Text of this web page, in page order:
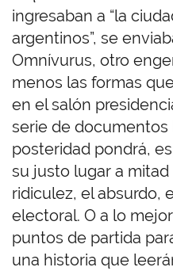
ingresaban a “la
argentinos”, se
Omnívurus, otro
menos las formas
en el salón
serie de documentos
posteridad pondrá,
su justo lugar a
ridiculez, el absurdo,
electoral. O a lo
puntos de partida
una historia que